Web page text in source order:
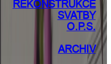
REKONSTRUKCE
SVATBY
O.P.S.
ARCHIV